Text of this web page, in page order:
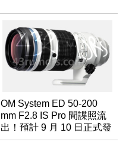
OM System ED 50-200
mm F2.8 IS Pro 間諜照流
出！預計 9 月 10 日正式發
表